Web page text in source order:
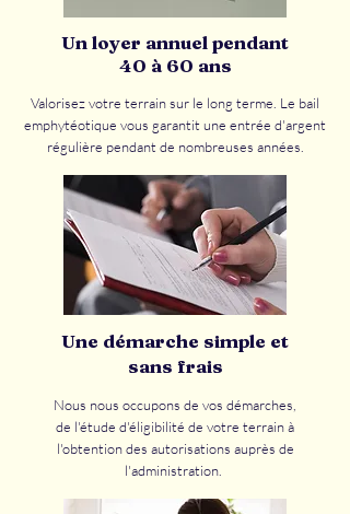
Un loyer annuel pendant
40 à 60 ans
Valorisez votre terrain sur le long terme. Le bail
emphytéotique vous garantit une entrée d'argent
régulière pendant de nombreuses années.
Une démarche simple et
sans frais
Nous nous occupons de vos démarches,
de l'étude d'éligibilité de votre terrain à
l'obtention des autorisations auprès de
l'administration.